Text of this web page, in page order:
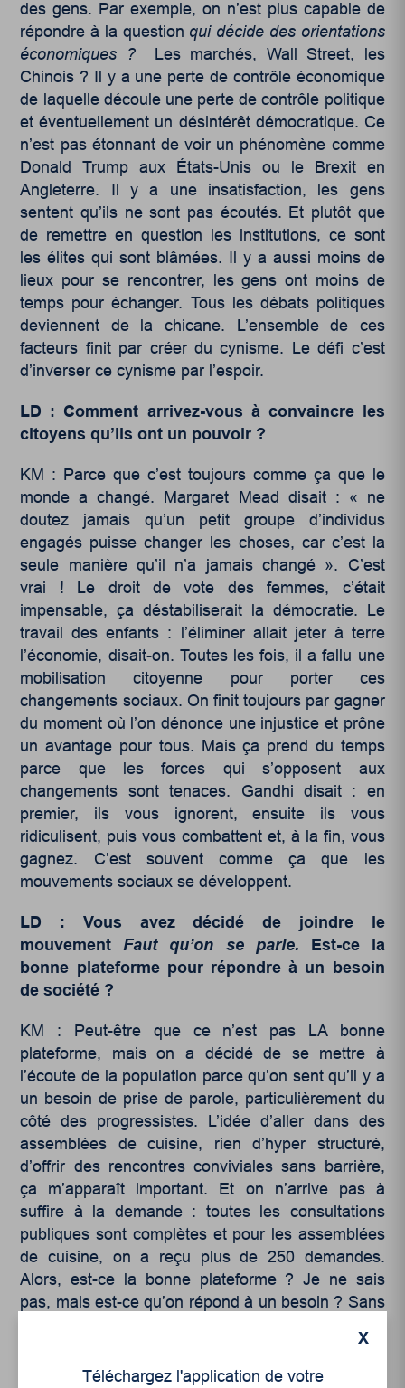
des gens. Par exemple, on n’est plus capable de
répondre à la question qui décide des orientations
économiques ?
Les marchés, Wall Street, les
Chinois ? Il y a une perte de contrôle économique
de laquelle découle une perte de contrôle politique
et éventuellement un désintérêt démocratique. Ce
n’est pas étonnant de voir un phénomène comme
Donald Trump aux États-Unis ou le Brexit en
Angleterre. Il y a une insatisfaction, les gens
sentent qu’ils ne sont pas écoutés. Et plutôt que
de remettre en question les institutions, ce sont
les élites qui sont blâmées. Il y a aussi moins de
lieux pour se rencontrer, les gens ont moins de
temps pour échanger. Tous les débats politiques
deviennent de la chicane. L’ensemble de ces
facteurs finit par créer du cynisme. Le défi c’est
d’inverser ce cynisme par l’espoir.
LD : Comment arrivez-vous à convaincre les
citoyens qu’ils ont un pouvoir ?
KM : Parce que c’est toujours comme ça que le
monde a changé. Margaret Mead disait : « ne
doutez jamais qu’un petit groupe d’individus
engagés puisse changer les choses, car c’est la
seule manière qu’il n’a jamais changé ». C’est
vrai ! Le droit de vote des femmes, c’était
impensable, ça déstabiliserait la démocratie. Le
travail des enfants : l’éliminer allait jeter à terre
l’économie, disait-on. Toutes les fois, il a fallu une
mobilisation citoyenne pour porter ces
changements sociaux. On finit toujours par gagner
du moment où l’on dénonce une injustice et prône
un avantage pour tous. Mais ça prend du temps
parce que les forces qui s’opposent aux
changements sont tenaces. Gandhi disait : en
premier, ils vous ignorent, ensuite ils vous
ridiculisent, puis vous combattent et, à la fin, vous
gagnez. C’est souvent comme ça que les
mouvements sociaux se développent.
LD : Vous avez décidé de joindre le
mouvementFaut qu’on se parle.
Est-ce la
bonne plateforme pour répondre à un besoin
de société ?
KM : Peut-être que ce n’est pas LA bonne
plateforme, mais on a décidé de se mettre à
l’écoute de la population parce qu’on sent qu’il y a
un besoin de prise de parole, particulièrement du
côté des progressistes. L’idée d’aller dans des
assemblées de cuisine, rien d’hyper structuré,
d’offrir des rencontres conviviales sans barrière,
ça m’apparaît important. Et on n’arrive pas à
suffire à la demande : toutes les consultations
publiques sont complètes et pour les assemblées
de cuisine, on a reçu plus de 250 demandes.
Alors, est-ce la bonne plateforme ? Je ne sais
pas, mais est-ce qu’on répond à un besoin ? Sans
X
Téléchargez l'application de votre